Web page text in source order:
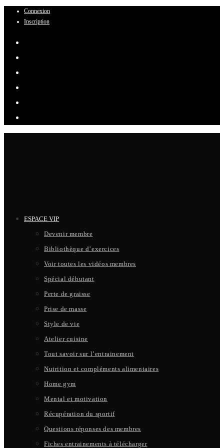
Skip
content
Connexion
Inscription
ESPACE VIP
Devenir membre
Bibliothèque d’exercices
Voir toutes les vidéos membres
Spécial débutant
Perte de graisse
Prise de masse
Style de vie
Atelier cuisine
Tout savoir sur l’entrainement
Nutrition et compléments alimentaires
Home gym
Mental et motivation
Récupération du sportif
Questions réponses des membres
Fiches entrainements à télécharger